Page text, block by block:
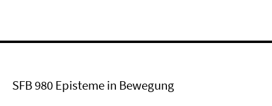
SFB 980 Episteme in Bewegung